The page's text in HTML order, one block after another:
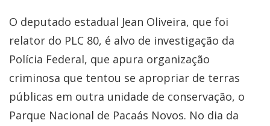
O deputado estadual Jean Oliveira, que foi
relator do PLC 80, é alvo de investigação da
Polícia Federal, que apura organização
criminosa que tentou se apropriar de terras
públicas em outra unidade de conservação, o
Parque Nacional de Pacaás Novos. No dia da